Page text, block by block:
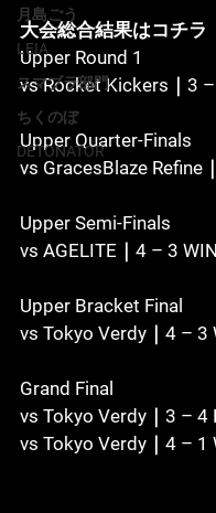
月島ごう
LEIA
スマブラ部門
ちくのぼ
DETONATOR
大会総合結果はコチラ
Upper Round 1
vs Rocket Kickers｜3
Upper Quarter-Finals
vs GracesBlaze Refine
Upper Semi-Finals
vs AGELITE｜4 – 3 WIN
Upper Bracket Final
vs Tokyo Verdy｜4 – 3
Grand Final
vs Tokyo Verdy｜3 – 4
vs Tokyo Verdy｜4 – 1